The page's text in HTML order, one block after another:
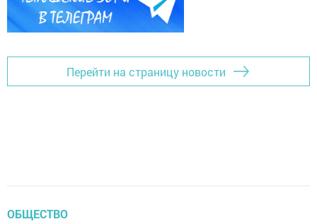
Перейти на страницу новости
ОБЩЕСТВО